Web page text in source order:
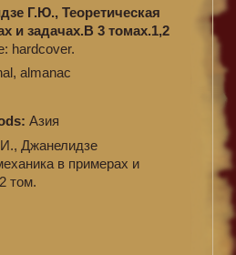
Г.Ю., Теоретическая
и задачах.В 3 томах.1,2
hardcover.
almanac
Азия
Джанелидзе
в примерах и
том.